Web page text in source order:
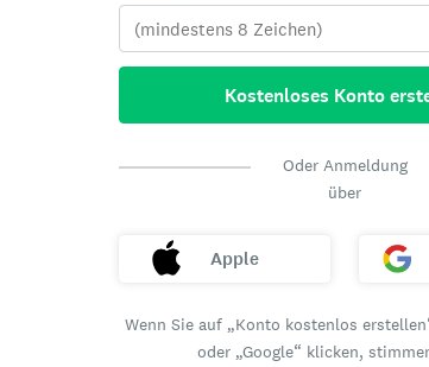
Kostenloses Konto
Oder Anmeldung
über
Apple
Wenn Sie auf „Konto kostenlos
oder „Google“ klicken,